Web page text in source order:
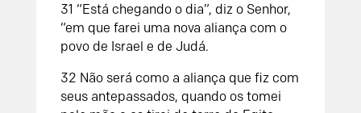
31 “Está chegando o dia”, diz o Senhor,
“em que farei uma nova aliança com o
povo de Israel e de Judá.
32 Não será como a aliança que fiz com
seus antepassados, quando os tomei